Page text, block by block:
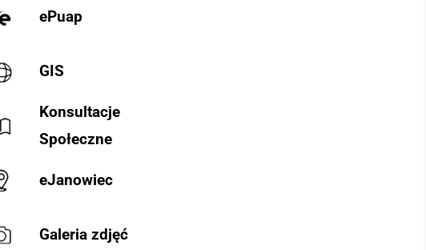
ePuap
GIS
Konsultacje
Społeczne
eJanowiec
Galeria zdjęć